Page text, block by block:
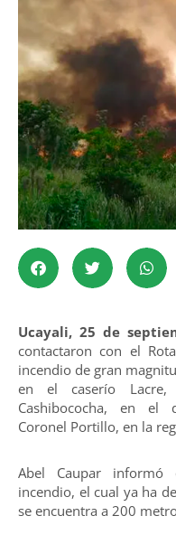
Ucayali, 25 de
contactaron con el
incendio de gran
en el caserío
Cashibococha, en el
Coronel Portillo, en la
Abel Caupar
incendio, el cual ya ha
se encuentra a 200